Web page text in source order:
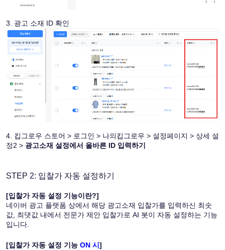
3. 광고 소재 ID 확인
4. 킵그로우 스토어 > 로그인 > 나의킵그로우 > 설정페이지 > 상세 설
정2 > 광고소재 설정에서 올바른 ID 입력하기
STEP 2: 입찰가 자동 설정하기
﻿[입찰가 자동 설정 기능이란?]
네이버 광고 플랫폼 상에서 해당 광고소재 입찰가를 입력하신 최솟
값, 최댓값 내에서 전문가 제안 입찰가로 AI 봇이 자동 설정하는 기능
입니다.
[입찰가 자동 설정 기능 ON 시 ]